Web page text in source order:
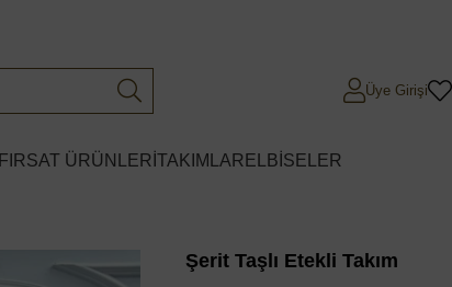
Üye Girişi
FIRSAT ÜRÜNLERİ TAKIMLAR ELBİSELER
Şerit Taşlı Etekli Takım